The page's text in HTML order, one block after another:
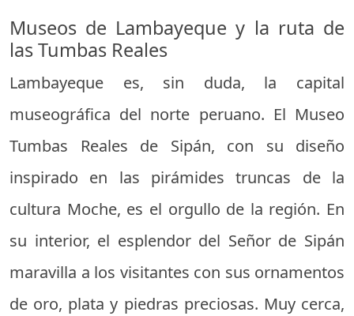
Museos de Lambayeque y la ruta de
las Tumbas Reales
Lambayeque es, sin duda, la capital
museográfica del norte peruano. El Museo
Tumbas Reales de Sipán, con su diseño
inspirado en las pirámides truncas de la
cultura Moche, es el orgullo de la región. En
su interior, el esplendor del Señor de Sipán
maravilla a los visitantes con sus ornamentos
de oro, plata y piedras preciosas. Muy cerca,